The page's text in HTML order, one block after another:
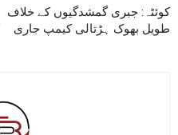
کوئٹہ: جبری گمشدگیوں کے خلاف
طویل بھوک ہڑتالی کیمپ جاری